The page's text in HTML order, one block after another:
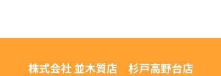
株式会社 並木質店 杉戸高野台店